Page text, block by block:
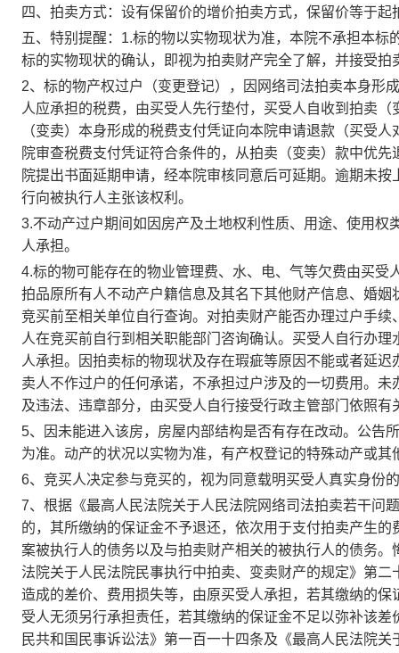
四、拍卖方式： 设有保留价的增价拍卖方式，保留价等于
五、特别提醒： 1.标的物以实物现状为准，本院不承担本标
标的实物现状的确认，即视为拍卖财产完全了解，并接受
2、标的物产权过户（变更登记），因网络司法拍卖本身形
人应承担的税费，由买受人先行垫付，买受人自收到拍卖
（变卖）本身形成的税费支付凭证向本院申请退款（买受
院审查税费支付凭证符合条件的，从拍卖（变卖）款中优
院提出书面延期申请，经本院审核同意后可延期。逾期未
行向被执行人主张该权利。
3.不动产过户期间如因房产及土地权利性质、用途、使用
人承担。
4.标的物可能存在的物业管理费、水、电、气等欠费由买
拍品原所有人不动产户籍信息及其名下其他财产信息、婚
竞买前至相关单位自行查询。对拍卖财产能否办理过户手
人在竞买前自行到相关职能部门咨询确认。买受人自行办
人承担。因拍卖标的物现状及存在瑕疵等原因不能或者延
卖人不作过户的任何承诺，不承担过户涉及的一切费用。
及违法、违章部分，由买受人自行接受行政主管部门依照有
5、因未能进入该房，房屋内部结构是否有存在改动。公告
为准。动产的状况以实物为准，有产权登记的特殊动产或
6、竞买人决定参与竞买的，视为同意载明买受人真实身份
7、根据《最高人民法院关于人民法院网络司法拍卖若干问
的，其所缴纳的保证金不予退还，依次用于支付拍卖产生
案被执行人的债务以及与拍卖财产相关的被执行人的债务
法院关于人民法院民事执行中拍卖、变卖财产的规定》第
造成的差价、费用损失等，由原买受人承担，若其缴纳的
受人无须另行承担责任，若其缴纳的保证金不足以弥补该
民共和国民事诉讼法》第一百一十四条及《最高人民法院